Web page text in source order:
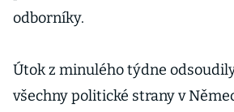
odborníky.
Útok z minulého týdne
všechny politické strany v